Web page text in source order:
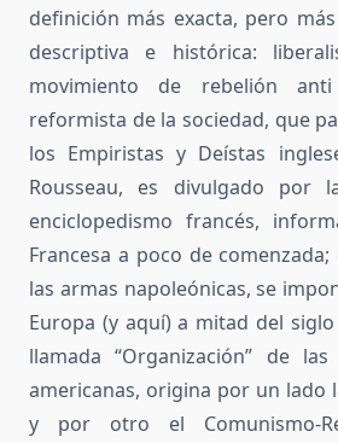
definición más exacta, pero
descriptiva e histórica:
movimiento de rebelión
reformista de la sociedad, que
los Empiristas y Deístas
Rousseau, es divulgado por
enciclopedismo francés,
Francesa a poco de
las armas napoleónicas, se
Europa (y aquí) a mitad del
llamada “Organización” de
americanas, origina por un lado
y por otro el Comunismo-